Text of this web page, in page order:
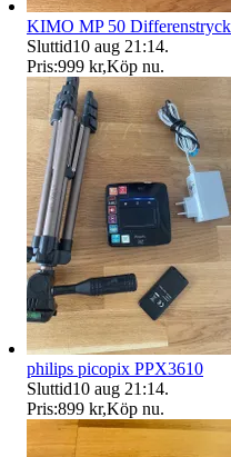
KIMO MP 50
Sluttid10 aug 21:14.
Pris:999 kr,Köp nu.
philips picopix PPX3610
Sluttid10 aug 21:14.
Pris:899 kr,Köp nu.